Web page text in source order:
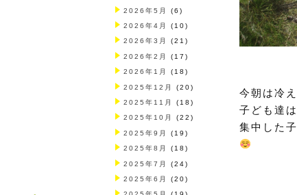
今朝は冷
子ども達
集中した
2026年5月 (6)
2026年4月 (10)
2026年3月 (21)
2026年2月 (17)
2026年1月 (18)
2025年12月 (20)
2025年11月 (18)
2025年10月 (22)
2025年9月 (19)
2025年8月 (18)
2025年7月 (24)
2025年6月 (20)